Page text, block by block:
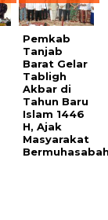
Pemkab
Tanjab
Barat Gelar
Tabligh
Akbar di
Tahun Baru
Islam 1446
H, Ajak
Masyarakat